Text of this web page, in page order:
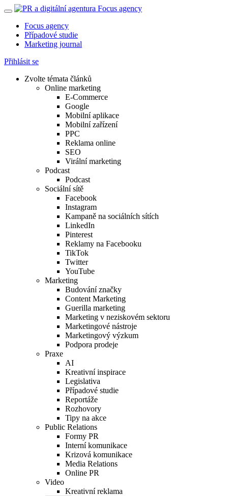
Focus agency
Případové studie
Marketing journal
Přihlásit se
Zvolte témata článků
Online marketing
E-Commerce
Google
Mobilní aplikace
Mobilní zařízení
PPC
Reklama online
SEO
Virální marketing
Podcast
Podcast
Sociální sítě
Facebook
Instagram
Kampaně na sociálních sítích
LinkedIn
Pinterest
Reklamy na Facebooku
TikTok
Twitter
YouTube
Marketing
Budování značky
Content Marketing
Guerilla marketing
Marketing v neziskovém sektoru
Marketingové nástroje
Marketingový výzkum
Podpora prodeje
Praxe
AI
Kreativní inspirace
Legislativa
Případové studie
Reportáže
Rozhovory
Tipy na akce
Public Relations
Formy PR
Interní komunikace
Krizová komunikace
Media Relations
Online PR
Video
Kreativní reklama